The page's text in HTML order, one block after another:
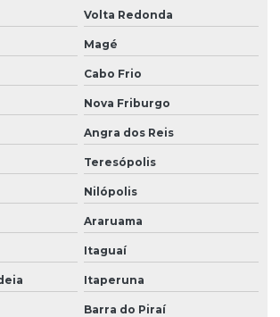
de limpeza e escritorio
em sp
de limpeza e escritorio
em sache
paulo
em sp
Volta Redonda
Magé
Cabo Frio
Nova Friburgo
Angra dos Reis
Teresópolis
Nilópolis
Araruama
Itaguaí
Itaperuna
Barra do Piraí